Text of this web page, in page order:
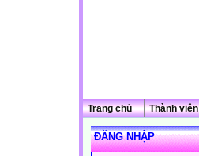
Trang chủ Thành viên
ĐĂNG NHẬP